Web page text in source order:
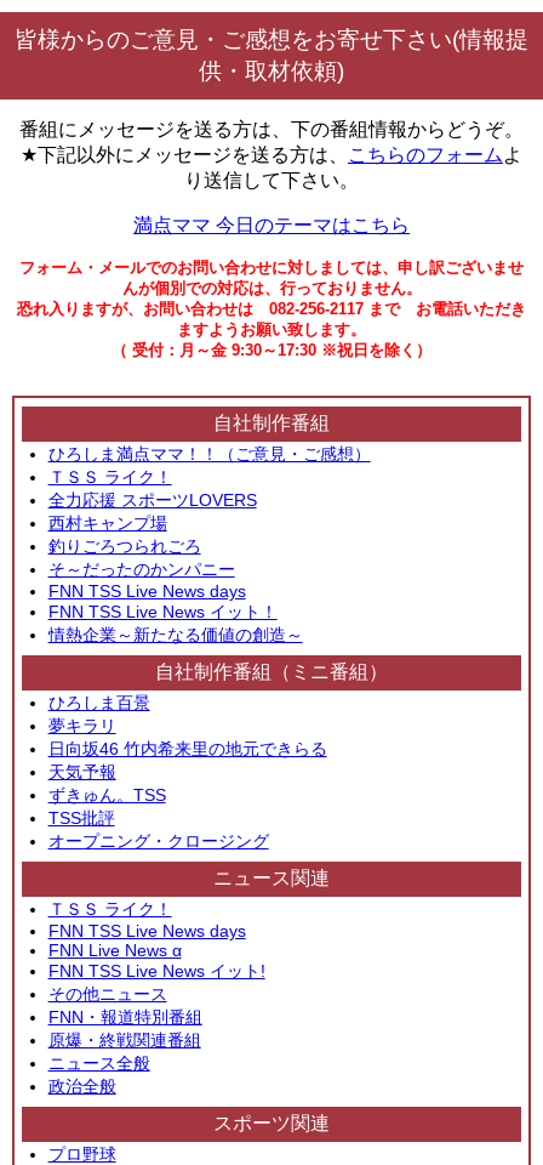
皆様からのご意見・ご感想をお寄せ下さい(情報提
供・取材依頼)
番組にメッセージを送る方は、下の番組情報からどうぞ。
★下記以外にメッセージを送る方は、
こちらのフォーム よ
り送信して下さい。
満点ママ 今日のテーマはこちら
フォーム・メールでのお問い合わせに対しましては、申し訳ございませ
んが個別での対応は、行っておりません。
恐れ入りますが、お問い合わせは 082-256-2117 まで お電話いただき
ますようお願い致します。
（ 受付：月～金 9:30～17:30 ※祝日を除く）
自社制作番組
ひろしま満点ママ！！（ご意見・ご感想）
ＴＳＳ ライク！
全力応援 スポーツLOVERS
西村キャンプ場
釣りごろつられごろ
そ～だったのかンパニー
FNN TSS Live News days
FNN TSS Live News イット！
情熱企業～新たなる価値の創造～
自社制作番組（ミニ番組）
ひろしま百景
夢キラリ
日向坂46 竹内希来里の地元できらる
天気予報
ずきゅん。TSS
TSS批評
オープニング・クロージング
ニュース関連
ＴＳＳ ライク！
FNN TSS Live News days
FNN Live News α
FNN TSS Live News イット!
その他ニュース
FNN・報道特別番組
原爆・終戦関連番組
ニュース全般
政治全般
スポーツ関連
プロ野球